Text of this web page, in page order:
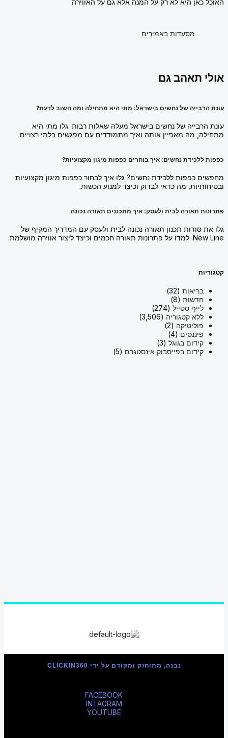
האוכל כאן היא לא רק על המנה אלא גם על האווירה
מסעדות באמירים
אולי תאהב גם
עונת הרבייה של נחשים בישראל: מתי היא מתחילה ומה חשוב לדעת?
עונת הרבייה של נחשים בישראל מעלה שאלות רבות. גלו מתי היא
מתחילה, מה מאפיין אותה ואיך מתמודדים עם מפגשים בלתי רצויים.
כפפות ללכידת נחשים: איך בוחרים כפפות מיגון מקצועיות?
מחפשים כפפות ללכידת נחשים? גלו איך לבחור כפפות מיגון מקצועיות
ובטיחותיות, מה כדאי לבדוק וכיצד למנוע הכשות.
פתרונות תאורה לבית ולעסק: איך מתכננים תאורה נכונה
גלו את סודות תכנון תאורה נכונה לבית ולעסק עם המדריך המקיף של
New Line. למדו על פתרונות תאורה חכמים וכיצד ליצור אווירה מושלמת.
קטגוריות
בריאות (32)
חדשות (8)
לייף סטייל (274)
ללא קטגוריה (3,506)
פוליטיקה (2)
פיננסים (4)
קידום בגוגל (3)
קידום בפייסבוק אינסטגרם (5)
נבנה, מתוחזק ומקודם על ידי CLICKIN360
FACEBOOK
INTAGRAM
YOUTUBE